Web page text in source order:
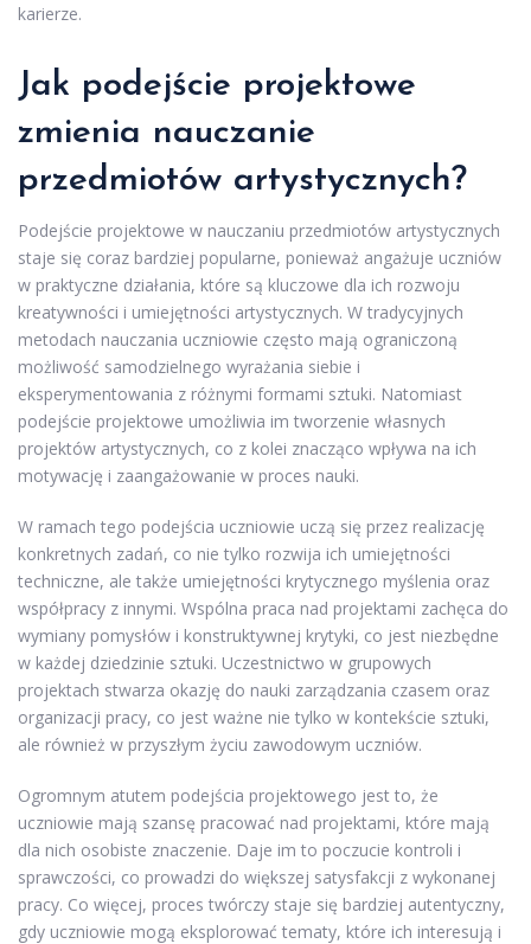
karierze.
Jak podejście projektowe
zmienia nauczanie
przedmiotów artystycznych?
Podejście projektowe w nauczaniu przedmiotów artystycznych
staje się coraz bardziej popularne, ponieważ angażuje uczniów
w praktyczne działania, które są kluczowe dla ich rozwoju
kreatywności i umiejętności artystycznych. W tradycyjnych
metodach nauczania uczniowie często mają ograniczoną
możliwość samodzielnego wyrażania siebie i
eksperymentowania z różnymi formami sztuki. Natomiast
podejście projektowe umożliwia im tworzenie własnych
projektów artystycznych, co z kolei znacząco wpływa na ich
motywację i zaangażowanie w proces nauki.
W ramach tego podejścia uczniowie uczą się przez realizację
konkretnych zadań, co nie tylko rozwija ich umiejętności
techniczne, ale także umiejętności krytycznego myślenia oraz
współpracy z innymi. Wspólna praca nad projektami zachęca do
wymiany pomysłów i konstruktywnej krytyki, co jest niezbędne
w każdej dziedzinie sztuki. Uczestnictwo w grupowych
projektach stwarza okazję do nauki zarządzania czasem oraz
organizacji pracy, co jest ważne nie tylko w kontekście sztuki,
ale również w przyszłym życiu zawodowym uczniów.
Ogromnym atutem podejścia projektowego jest to, że
uczniowie mają szansę pracować nad projektami, które mają
dla nich osobiste znaczenie. Daje im to poczucie kontroli i
sprawczości, co prowadzi do większej satysfakcji z wykonanej
pracy. Co więcej, proces twórczy staje się bardziej autentyczny,
gdy uczniowie mogą eksplorować tematy, które ich interesują i